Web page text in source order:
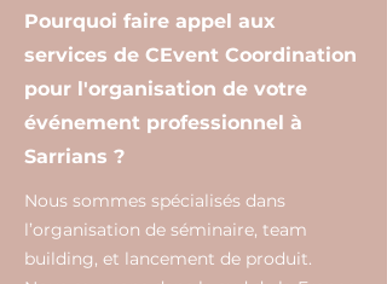
Pourquoi faire appel aux
services de CEvent Coordination
pour l'organisation de votre
événement professionnel à
Sarrians ?
Nous sommes spécialisés dans
l’organisation de séminaire, team
building, et lancement de produit.